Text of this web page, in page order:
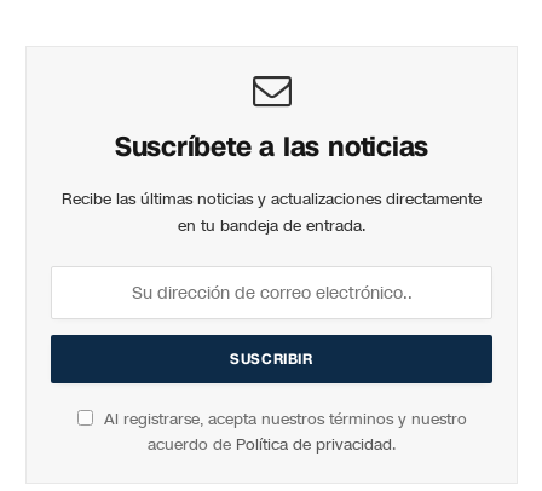
Suscríbete a las noticias
Recibe las últimas noticias y actualizaciones directamente
en tu bandeja de entrada.
Al registrarse, acepta nuestros términos y nuestro
acuerdo de Política de privacidad.